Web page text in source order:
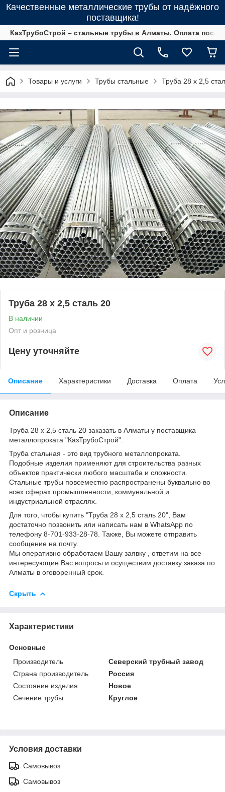
Качественные металлические трубы от надёжного
поставщика!
КазТрубоСтрой – стальные трубы в Алматы. Оплата
Товары и услуги Трубы стальные Труба 28 х 2,5
Труба 28 х 2,5 сталь 20
В наличии
Опт и розница
Цену уточняйте
Описание Характеристики Доставка Оплата
Описание
Труба 28 х 2,5 сталь 20 заказать в Алматы у поставщика
металлопроката "КазТрубоСтрой".
Труба стальная - это вид трубного металлопроката.
Подобные изделия применяют для строительства разных
объектов практически любого масштаба и сложности.
Стальные трубы повсеместно распространены буквально во
всех сферах промышленности, коммунальной и
индустриальной отраслях.
Для того, чтобы купить "Труба 28 х 2,5 сталь 20", Вам
достаточно позвонить или написать нам в WhatsApp по
телефону 8-701-933-28-78. Также, Вы можете отправить
сообщение на почту.
Мы оперативно обработаем Вашу заявку , ответим на все
интересующие Вас вопросы и осуществим доставку заказа по
Алматы в оговоренный срок.
Скрыть
Характеристики
Основные
Производитель
Северский трубный завод
Страна производитель
Россия
Состояние изделия
Новое
Сечение трубы
Круглое
Условия доставки
Самовывоз
Самовывоз